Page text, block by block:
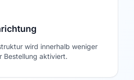
wird innerhalb weniger
Bestellung aktiviert.